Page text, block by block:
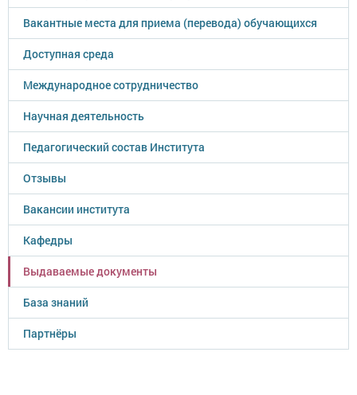
Вакантные места для приема (перевода) обучающихся
Доступная среда
Международное сотрудничество
Научная деятельность
Педагогический состав Института
Отзывы
Вакансии института
Кафедры
Выдаваемые документы
База знаний
Партнёры